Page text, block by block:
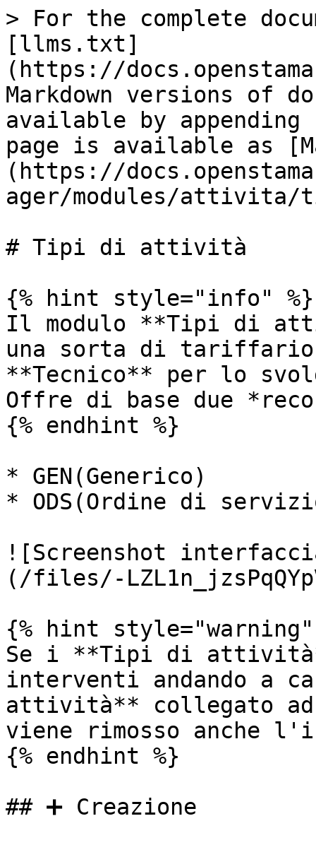
> For the complete
[llms.txt]
(https://
Markdown versions of
available by
page is available as
(https://
ager/modules/
# Tipi di attività
{% hint style="info" %}
Il modulo **Tipi di
una sorta di tariffario
**Tecnico** per lo
Offre di base due
{% endhint %}
* GEN(Generico)
* ODS(Ordine di
![Screenshot
(/files/-
{% hint style="warning"
Se i **Tipi di
interventi andando a
attività** collegato ad
viene rimosso anche
{% endhint %}
## ➕ Creazione